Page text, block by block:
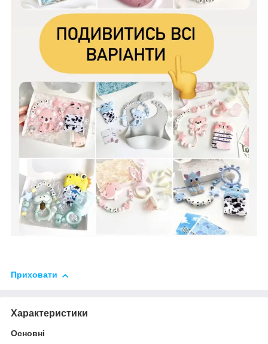
Приховати
Характеристики
Основні